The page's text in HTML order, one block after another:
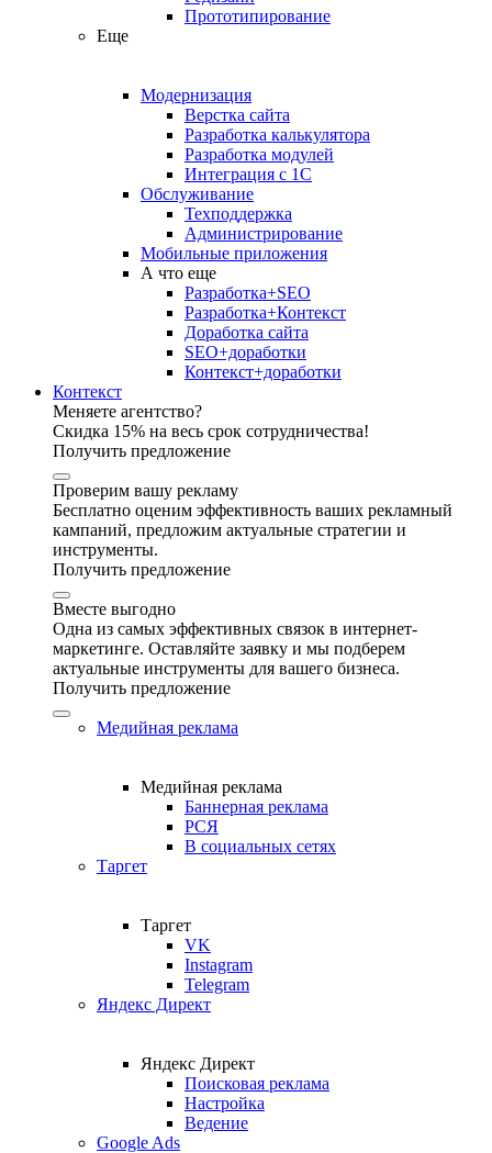
Прототипирование
Еще
Модернизация
Верстка сайта
Разработка калькулятора
Разработка модулей
Интеграция с 1С
Обслуживание
Техподдержка
Администрирование
Мобильные приложения
А что еще
Разработка+SEO
Разработка+Контекст
Доработка сайта
SEO+доработки
Контекст+доработки
Контекст
Меняете агентство?
Скидка 15% на весь срок сотрудничества!
Получить предложение
Проверим вашу рекламу
Бесплатно оценим эффективность ваших рекламный
кампаний, предложим актуальные стратегии и
инструменты.
Получить предложение
Вместе выгодно
Одна из самых эффективных связок в интернет-
маркетинге. Оставляйте заявку и мы подберем
актуальные инструменты для вашего бизнеса.
Получить предложение
Медийная реклама
Медийная реклама
Баннерная реклама
РСЯ
В социальных сетях
Таргет
Таргет
VK
Instagram
Telegram
Яндекс Директ
Яндекс Директ
Поисковая реклама
Настройка
Ведение
Google Ads